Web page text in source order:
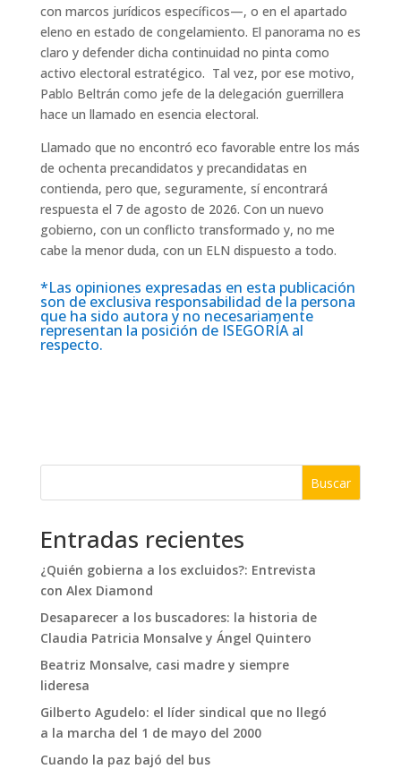
con marcos jurídicos específicos—, o en el apartado
eleno en estado de congelamiento. El panorama no es
claro y defender dicha continuidad no pinta como
activo electoral estratégico. Tal vez, por ese motivo,
Pablo Beltrán como jefe de la delegación guerrillera
hace un llamado en esencia electoral.
Llamado que no encontró eco favorable entre los más
de ochenta precandidatos y precandidatas en
contienda, pero que, seguramente, sí encontrará
respuesta el 7 de agosto de 2026. Con un nuevo
gobierno, con un conflicto transformado y, no me
cabe la menor duda, con un ELN dispuesto a todo.
*Las opiniones expresadas en esta publicación
son de exclusiva responsabilidad de la persona
que ha sido autora y no necesariamente
representan la posición de ISEGORÍA al
respecto.
Buscar
Entradas recientes
¿Quién gobierna a los excluidos?: Entrevista
con Alex Diamond
Desaparecer a los buscadores: la historia de
Claudia Patricia Monsalve y Ángel Quintero
Beatriz Monsalve, casi madre y siempre
lideresa
Gilberto Agudelo: el líder sindical que no llegó
a la marcha del 1 de mayo del 2000
Cuando la paz bajó del bus